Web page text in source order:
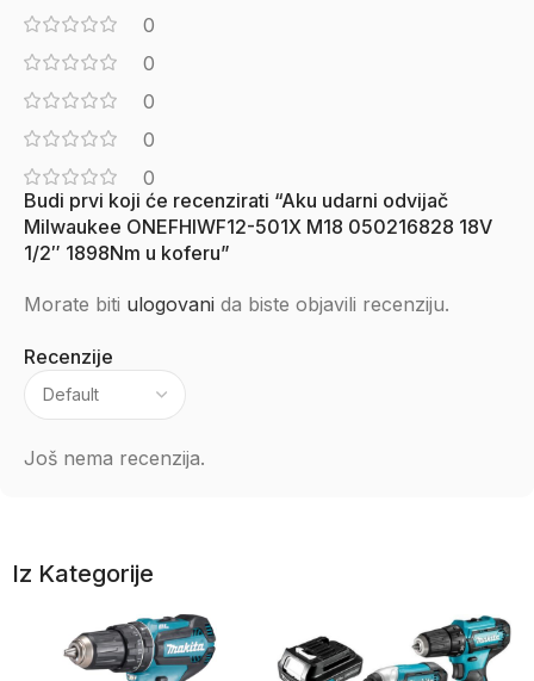
0
0
0
0
0
Recenzije
Još nema recenzija.
Budi prvi koji će recenzirati “Aku udarni odvijač
Milwaukee ONEFHIWF12-501X M18 050216828 18V
1/2″ 1898Nm u koferu”
Morate biti ulogovani da biste objavili recenziju.
Iz Kategorije